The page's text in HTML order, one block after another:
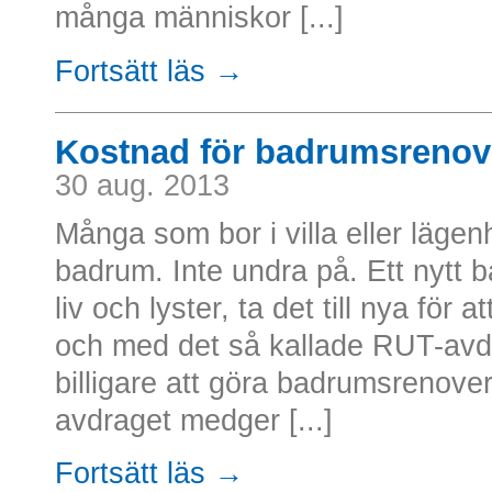
många människor [...]
Fortsätt läs →
Kostnad för
30 aug. 2013
Många som bor i villa eller
badrum. Inte undra på. Ett nytt
liv och lyster, ta det till nya för
och med det så kallade RUT-
billigare att göra
avdraget medger [...]
Fortsätt läs →